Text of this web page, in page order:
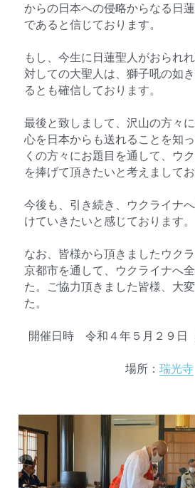
からの日本への侵略からなる日
であると信じております。
もし、今生に日蓮聖人がおられ
対しての大聖人は、獅子吼の如
るとも確信しております。
最後と致しまして、沢山の方々
心を日本からも送れることを知
くの方々にお題目を通して、ウ
を捧げて頂きたいと考えましてお
今後も、引き続き、ウクライナ
けていきたいと感じております。
なお、皆様から頂きましたウク
京都市を通して、ウクライナへ
た。ご協力頂きました皆様、大
た。
開催日時　令和４年５月２９日
場所： 瑞光寺